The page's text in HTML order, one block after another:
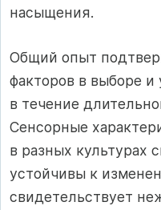
насыщения.
Общий опыт
факторов в выборе и
в течение
Сенсорные
в разных культурах
устойчивы к
свидетельствует